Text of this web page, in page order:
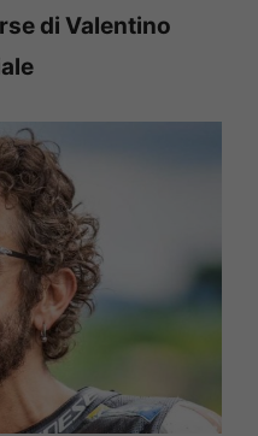
di Valentino